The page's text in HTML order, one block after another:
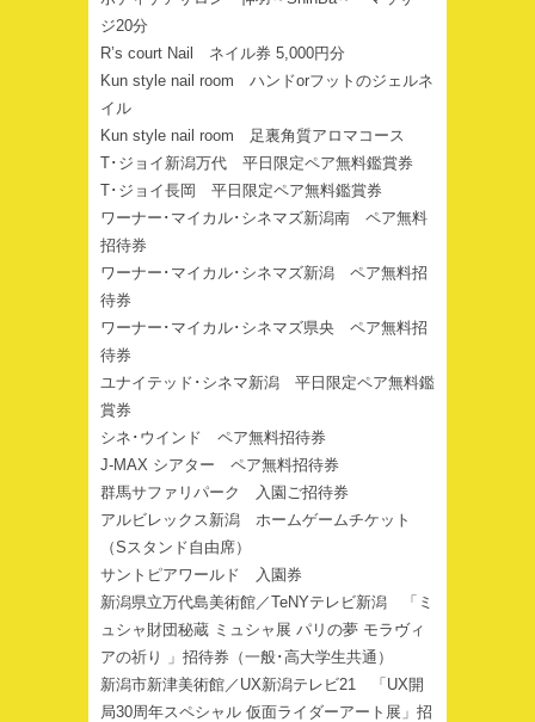
ジ20分
R’s court Nail ネイル券 5,000円分
Kun style nail room ハンドorフットのジェルネ
イル
Kun style nail room 足裏角質アロマコース
T･ジョイ新潟万代 平日限定ペア無料鑑賞券
T･ジョイ長岡 平日限定ペア無料鑑賞券
ワーナー･マイカル･シネマズ新潟南 ペア無料
招待券
ワーナー･マイカル･シネマズ新潟 ペア無料招
待券
ワーナー･マイカル･シネマズ県央 ペア無料招
待券
ユナイテッド･シネマ新潟 平日限定ペア無料鑑
賞券
シネ･ウインド ペア無料招待券
J-MAX シアター ペア無料招待券
群馬サファリパーク 入園ご招待券
アルビレックス新潟 ホームゲームチケット
（Sスタンド自由席）
サントピアワールド 入園券
新潟県立万代島美術館／TeNYテレビ新潟 「ミ
ュシャ財団秘蔵 ミュシャ展 パリの夢 モラヴィ
アの祈り 」招待券（一般･高大学生共通）
新潟市新津美術館／UX新潟テレビ21 「UX開
局30周年スペシャル 仮面ライダーアート展」招